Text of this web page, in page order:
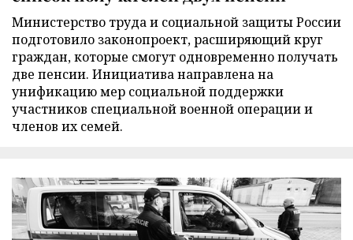
Министерство труда и социальной защиты России
подготовило законопроект, расширяющий круг
граждан, которые смогут одновременно получать
две пенсии. Инициатива направлена на
унификацию мер социальной поддержки
участников специальной военной операции и
членов их семей.